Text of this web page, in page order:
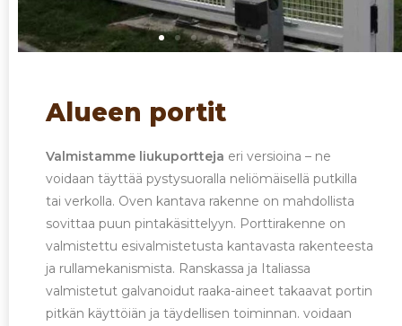
Alueen portit
Valmistamme liukuportteja eri versioina – ne
voidaan täyttää pystysuoralla neliömäisellä putkilla
tai verkolla. Oven kantava rakenne on mahdollista
sovittaa puun pintakäsittelyyn. Porttirakenne on
valmistettu esivalmistetusta kantavasta rakenteesta
ja rullamekanismista. Ranskassa ja Italiassa
valmistetut galvanoidut raaka-aineet takaavat portin
pitkän käyttöiän ja täydellisen toiminnan. voidaan